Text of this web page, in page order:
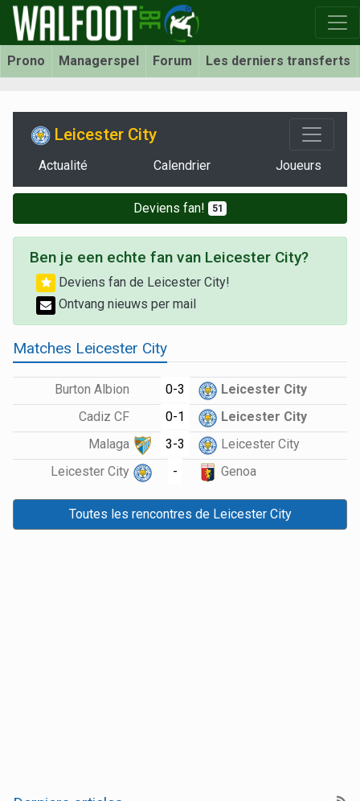
Prono Managerspel Forum Les derniers transferts
Leicester City
Actualité Calendrier Joueurs
Deviens fan! 51
Ben je een echte fan van Leicester City?
Deviens fan de Leicester City!
Ontvang nieuws per mail
Matches Leicester City
Burton Albion 0-3
Leicester City
Cadiz CF
0-1
Leicester City
Malaga
3-3
Leicester City
Leicester City
- Genoa
Toutes les rencontres de Leicester City